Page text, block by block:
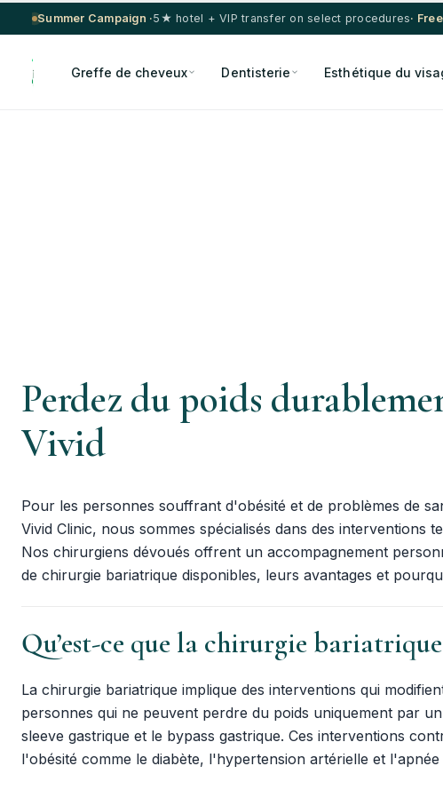
Summer Campaign ·5★ hotel + VIP transfer on select procedures·
Greffe de cheveux Dentisterie Esthétique du
Perdez du poids
Vivid
Pour les personnes souffrant d'obésité et de problèmes de
Vivid Clinic, nous sommes spécialisés dans des interventions
Nos chirurgiens dévoués offrent un accompagnement
de chirurgie bariatrique disponibles, leurs avantages et
Qu’est-ce que la chirurgie
La chirurgie bariatrique implique des interventions qui
personnes qui ne peuvent perdre du poids uniquement par
sleeve gastrique et le bypass gastrique. Ces interventions
l'obésité comme le diabète, l'hypertension artérielle et l'apnée